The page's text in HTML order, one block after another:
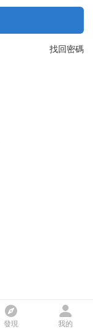
找回密碼
發現 我的